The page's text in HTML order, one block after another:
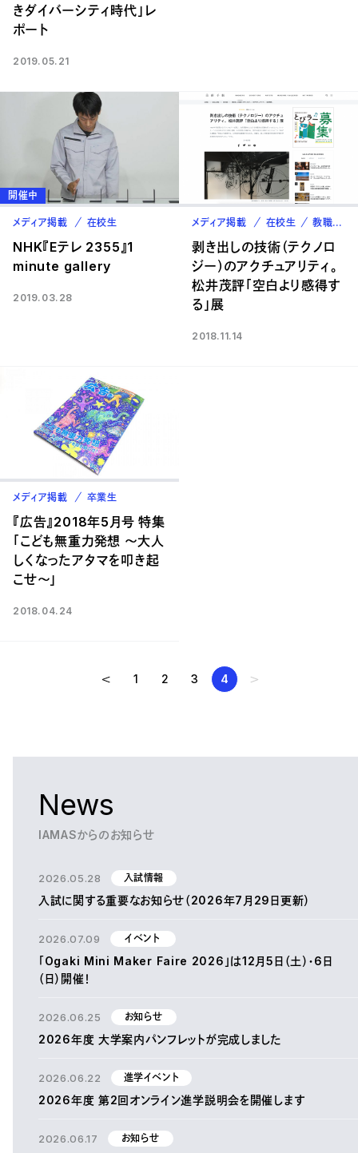
きダイバーシティ時代」レ
ポート
2019.05.21
開催中
メディア掲載 在校生
NHK『Eテレ 2355』1
minute gallery
2019.03.28
メディア掲載 在校生 教職員
剥き出しの技術（テクノロ
ジー）のアクチュアリティ。
松井茂評「空白より感得す
る」展
2018.11.14
メディア掲載 卒業生
『広告』2018年5月号 特集
「こども無重力発想 〜大人
しくなったアタマを叩き起
こせ〜」
2018.04.24
1 2 3 4
News
IAMASからのお知らせ
2026.05.28 入試情報
入試に関する重要なお知らせ（2026年7月29日更新）
2026.07.09 イベント
「Ogaki Mini Maker Faire 2026」は12月5日（土）・6日
（日）開催！
2026.06.25 お知らせ
2026年度 大学案内パンフレットが完成しました
2026.06.22 進学イベント
2026年度 第2回オンライン進学説明会を開催します
2026.06.17 お知らせ